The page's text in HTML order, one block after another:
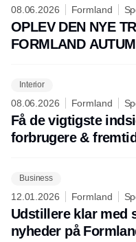
08.06.2026 Formland
OPLEV DEN NYE
FORMLAND
Interior
08.06.2026 Formland
Få de vigtigste
forbrugere & fremtid
Business
12.01.2026 Formland
Udstillere klar med
nyheder på